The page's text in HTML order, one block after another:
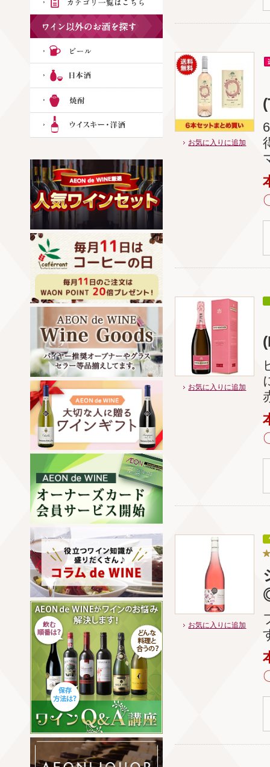
お気に入りに追加
お気に入りに追加
お気に入りに追加